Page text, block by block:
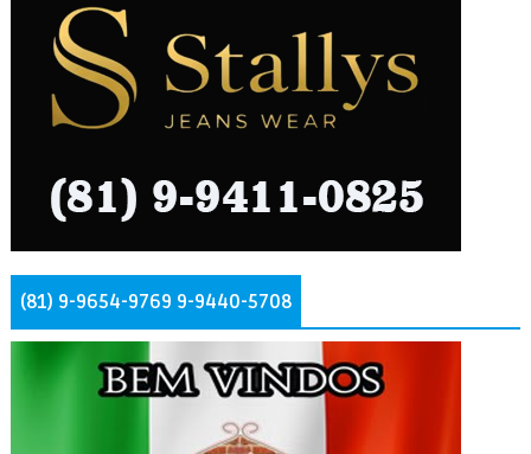
(81) 9-9654-9769 9-9440-5708